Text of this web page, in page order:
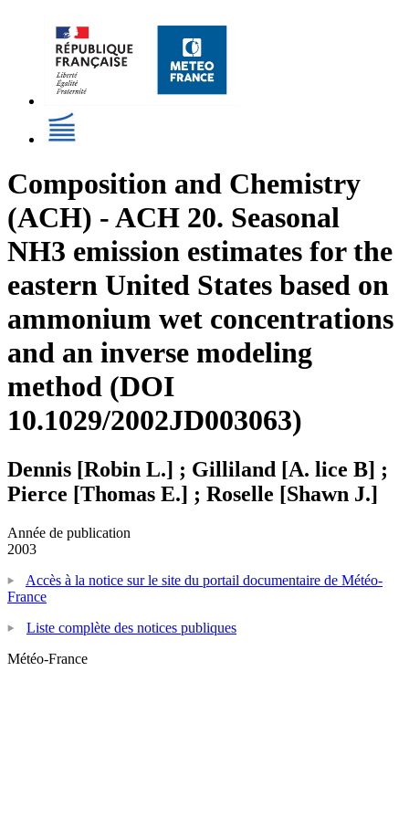
Composition and Chemistry
(ACH) - ACH 20. Seasonal
NH3 emission estimates for the
eastern United States based on
ammonium wet concentrations
and an inverse modeling
method (DOI
10.1029/2002JD003063)
Dennis [Robin L.] ; Gilliland [A. lice B] ;
Pierce [Thomas E.] ; Roselle [Shawn J.]
Année de publication
2003
Accès à la notice sur le site du portail documentaire de Météo-
France
Liste complète des notices publiques
Météo-France